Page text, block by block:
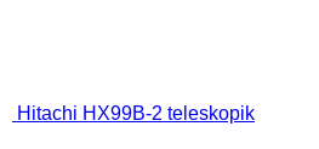
Hitachi HX99B-2 teleskopik